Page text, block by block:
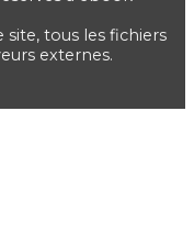
tous les fichiers
externes.